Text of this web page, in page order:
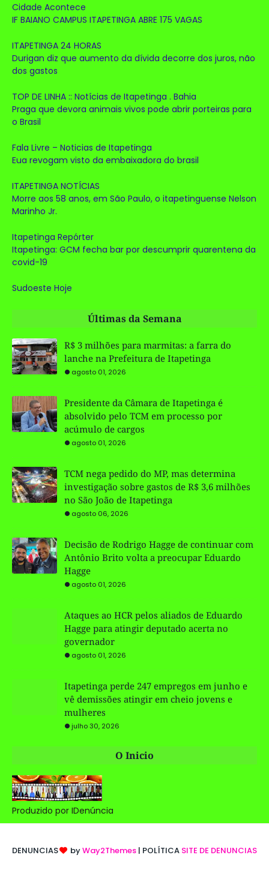
Cidade Acontece
IF BAIANO CAMPUS ITAPETINGA ABRE 175 VAGAS
ITAPETINGA 24 HORAS
Durigan diz que aumento da dívida decorre dos juros, não
dos gastos
TOP DE LINHA :: Notícias de Itapetinga . Bahia
Praga que devora animais vivos pode abrir porteiras para
o Brasil
Fala Livre – Noticias de Itapetinga
Eua revogam visto da embaixadora do brasil
ITAPETINGA NOTÍCIAS
Morre aos 58 anos, em São Paulo, o itapetinguense Nelson
Marinho Jr.
Itapetinga Repórter
Itapetinga: GCM fecha bar por descumprir quarentena da
covid-19
Sudoeste Hoje
Últimas da Semana
R$ 3 milhões para marmitas: a farra do
lanche na Prefeitura de Itapetinga
agosto 01, 2026
Presidente da Câmara de Itapetinga é
absolvido pelo TCM em processo por
acúmulo de cargos
agosto 01, 2026
TCM nega pedido do MP, mas determina
investigação sobre gastos de R$ 3,6 milhões
no São João de Itapetinga
agosto 06, 2026
Decisão de Rodrigo Hagge de continuar com
Antônio Brito volta a preocupar Eduardo
Hagge
agosto 01, 2026
Ataques ao HCR pelos aliados de Eduardo
Hagge para atingir deputado acerta no
governador
agosto 01, 2026
Itapetinga perde 247 empregos em junho e
vê demissões atingir em cheio jovens e
mulheres
julho 30, 2026
O Inicio
Produzido por IDenúncia
DENUNCIAS byWay2Themes | POLÍTICA SITE DE DENUNCIAS